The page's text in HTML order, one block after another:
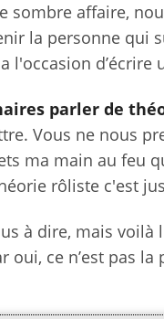
sombre affaire,
la personne qui
l'occasion
parler de
Vous ne nous
ma main au feu
rôliste c'est
à dire, mais voilà
oui, ce n’est pas